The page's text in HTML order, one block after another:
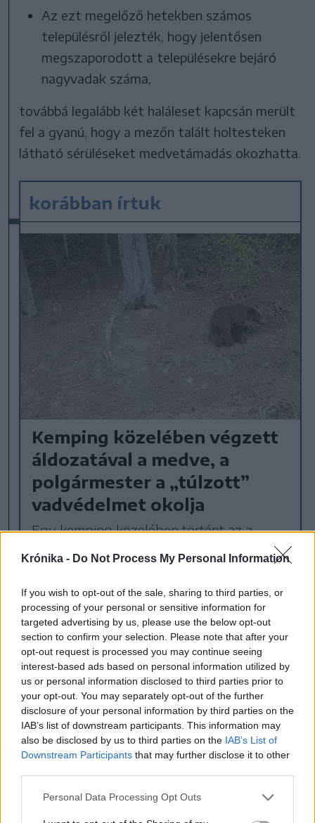
Krónika - Do Not Process My Personal Information
If you wish to opt-out of the sale, sharing to third parties, or
processing of your personal or sensitive information for
targeted advertising by us, please use the below opt-out
section to confirm your selection. Please note that after your
opt-out request is processed you may continue seeing
interest-based ads based on personal information utilized by
us or personal information disclosed to third parties prior to
your opt-out. You may separately opt-out of the further
disclosure of your personal information by third parties on the
IAB’s list of downstream participants. This information may
also be disclosed by us to third parties on the IAB’s List of
Downstream Participants that may further disclose it to other
Personal Data Processing Opt Outs
Az ezt megelőző hetekben számos
településről jelezték, hogy jelentősen
megszaporodott a településekre bejáró
nagyvadak száma,
továbbá legalább két haláleset kapcsán merült
fel a gyanú, hogy a mezőn talált holtesteken
látható sérüléseket medvetámadás okozhatta.
korábban írtuk
Kemping közelében végzett
áldozatával a medve, a
polgármester a „túlzott”
vadvédelmet okolja
Egy kemping közelében történt az a
medvetámadás, amelynek nyomán életét
vesztette egy férfi szombaton Szeben
egy liberális parlamenti képviselő a
medvepopuláció szabályozását sürgeti a
tragédia nyomán.
medve
alkotmánybíróság
törvény
tusnádfürdő
Nicușor Dan
RMDSZ
kvóta Csoma Botond